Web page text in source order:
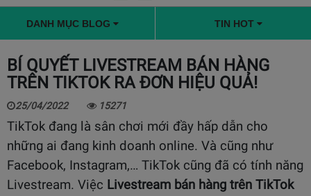
DANH MỤC BLOG TIN HOT
BÍ QUYẾT LIVESTREAM BÁN HÀNG
TRÊN TIKTOK RA ĐƠN HIỆU QUẢ!
25/04/2022 15271
TikTok đang là sân chơi mới đầy hấp dẫn cho
những ai đang kinh doanh online. Và cũng như
Facebook, Instagram,… TikTok cũng đã có tính năng
Livestream. Việc Livestream bán hàng trên TikTok